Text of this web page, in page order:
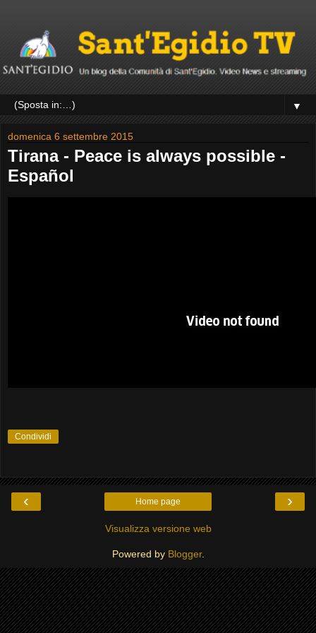
▼
domenica 6 settembre 2015
Tirana - Peace is always possible -
Español
Condividi
‹ ›
Home page
Visualizza versione web
Powered by Blogger.